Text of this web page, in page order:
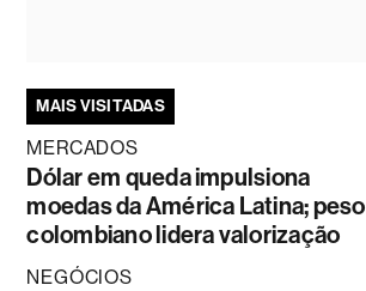
MAIS VISITADAS
MERCADOS
Dólar em queda impulsiona
moedas da América Latina; peso
colombiano lidera valorização
NEGÓCIOS